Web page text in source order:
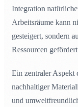
Integration
Arbeitsräume kann
gesteigert, sondern
Ressourcen
Ein zentraler Aspekt
nachhaltiger
und